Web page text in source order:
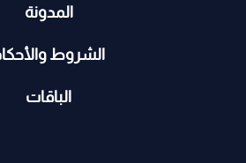
المدونة
الشروط
الباقات